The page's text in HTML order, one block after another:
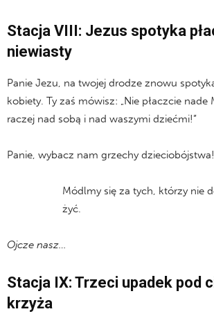
Stacja VIII: Jezus spotyka
niewiasty
Panie Jezu, na twojej drodze znowu
kobiety. Ty zaś mówisz: „Nie płaczcie nade
raczej nad sobą i nad waszymi dziećmi!”
Panie, wybacz nam grzechy dzieciobójstwa!
Módlmy się za tych, którzy nie
żyć.
Ojcze nasz…
Stacja IX: Trzeci upadek pod
krzyża